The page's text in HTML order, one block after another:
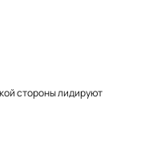
стороны лидируют